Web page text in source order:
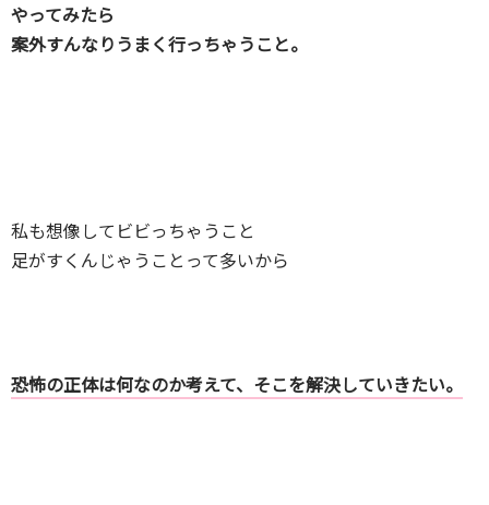
やってみたら
案外すんなりうまく行っちゃうこと。
私も想像してビビっちゃうこと
足がすくんじゃうことって多いから
恐怖の正体は何なのか考えて、そこを解決していきたい。